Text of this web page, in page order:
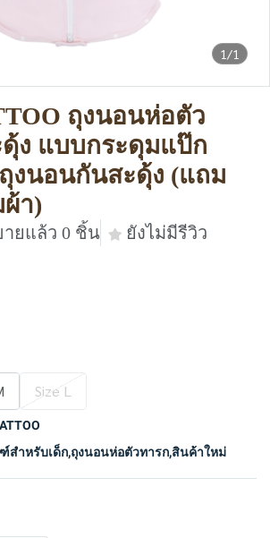
1/1
ถุงนอนห่อตัว
ง แบบกระดุมแป๊ก
งนอนกันสะดุ้ง (แถม
า)
ายแล้ว 0 ชิ้น ยังไม่มีรีวิว
Size L
สำหรับเด็ก,ถุงนอนห่อตัวทารก,สินค้าใหม่